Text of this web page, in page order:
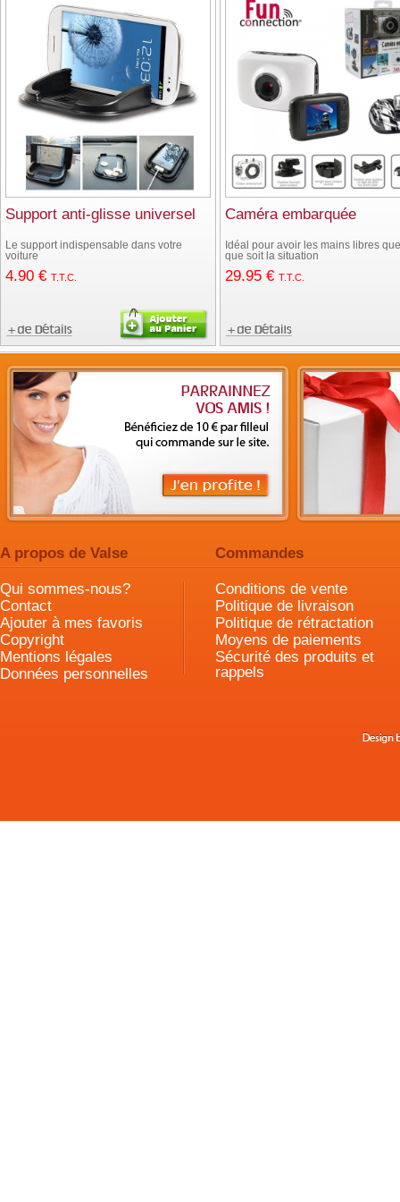
Support anti-glisse universel
Le support indispensable dans votre
voiture
4.90 € T.T.C.
Caméra embarquée
Idéal pour avoir les mains libres
que soit la situation
29.95 € T.T.C.
A propos de Valse Commandes
Qui sommes-nous?
Contact
Ajouter à mes favoris
Copyright
Mentions légales
Données personnelles
Conditions de vente
Politique de livraison
Politique de rétractation
Moyens de paiements
Sécurité des produits et
rappels